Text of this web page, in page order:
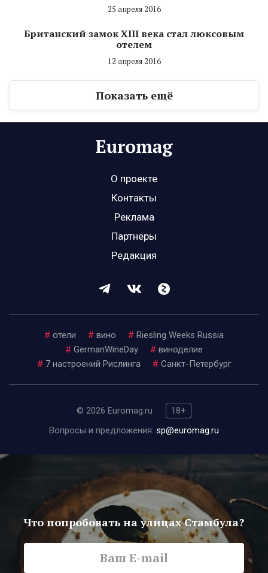
25 апреля 2016
Британский замок XIII века стал люксовым
отелем
12 апреля 2016
Показать ещё
О проекте
Контакты
Реклама
Партнеры
Редакция
# отели # вино # Riesling Weeks Russia
# GermanWineDay # виноделие
# 7 настроений Рислинга # Санкт-Петербург
© 2026 Euromag.ru
18+
Вопросы и предложения: sp@euromag.ru
Что попробовать на улицах Стамбула?